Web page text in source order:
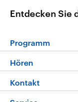
Entdecken Sie
Programm
Die
Hören
Livestream
Kontakt